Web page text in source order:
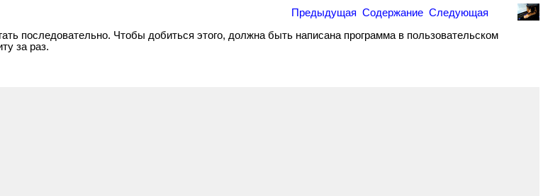
Предыдущая Содержание Следующая
последовательно. Чтобы добиться этого, должна быть написана программа в пользовательском
за раз.